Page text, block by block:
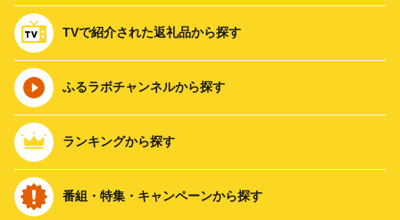
TVで紹介された返礼品から探す
ふるラボチャンネルから探す
ランキングから探す
番組・特集・キャンペーンから探す